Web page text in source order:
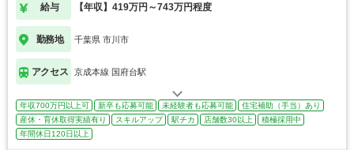
給与 【年収】419万円～743万円程度
勤務地 千葉県 市川市
アクセス 京成本線 国府台駅
年収700万円以上可 新卒も応募可能 未経験者も応募可能
住宅補助（手当）あり
産休・育休取得実績有り
スキルアップ 駅チカ 店舗数30以上
積極採用中
年間休日120日以上